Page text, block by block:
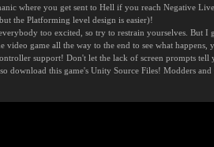
where you get sent to Hell if you reach Negative
the Platforming level design is easier)!
too excited, so try to restrain yourselves. But
video game all the way to the end to see what happens,
support! Don't let the lack of screen prompts tell
download this game's Unity Source Files! Modders